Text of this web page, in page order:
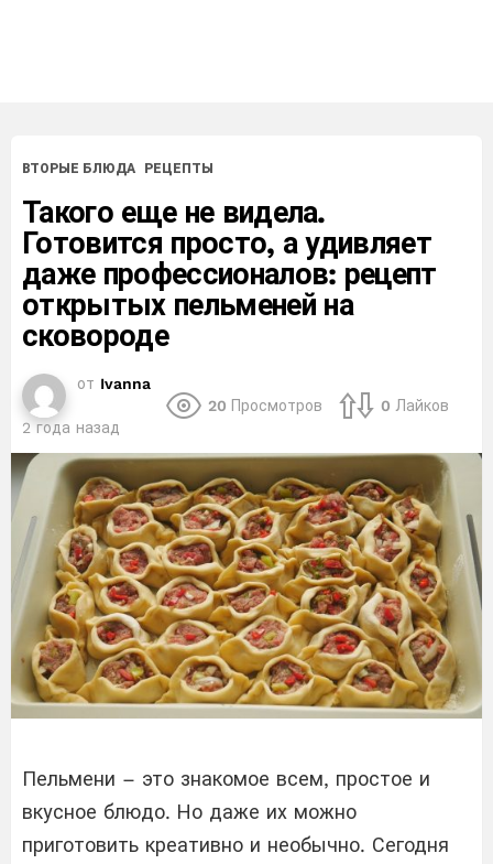
ВТОРЫЕ БЛЮДА РЕЦЕПТЫ
Такого еще не видела.
Готовится просто, а удивляет
даже профессионалов: рецепт
открытых пельменей на
сковороде
от Ivanna
2 года назад
20 Просмотров 0 Лайков
Пельмени – это знакомое всем, простое и
вкусное блюдо. Но даже их можно
приготовить креативно и необычно. Сегодня